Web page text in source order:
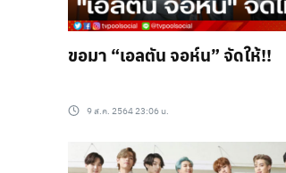
ขอมา “เอลตัน จอห์น” จัดให้!!
9 ส.ค. 2564 23:06 น.